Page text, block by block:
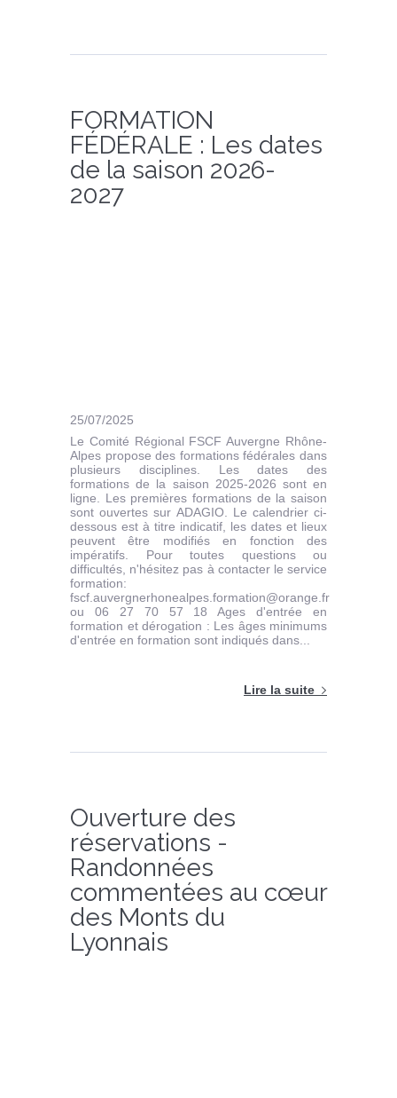
FORMATION
FÉDÉRALE : Les dates
de la saison 2026-
2027
25/07/2025
Le Comité Régional FSCF Auvergne Rhône-
Alpes propose des formations fédérales dans
plusieurs disciplines. Les dates des
formations de la saison 2025-2026 sont en
ligne. Les premières formations de la saison
sont ouvertes sur ADAGIO. Le calendrier ci-
dessous est à titre indicatif, les dates et lieux
peuvent être modifiés en fonction des
impératifs. Pour toutes questions ou
difficultés, n'hésitez pas à contacter le service
formation:
fscf.auvergnerhonealpes.formation@orange.fr
ou 06 27 70 57 18 Ages d'entrée en
formation et dérogation : Les âges minimums
d'entrée en formation sont indiqués dans...
Lire la suite
Ouverture des
réservations -
Randonnées
commentées au cœur
des Monts du
Lyonnais